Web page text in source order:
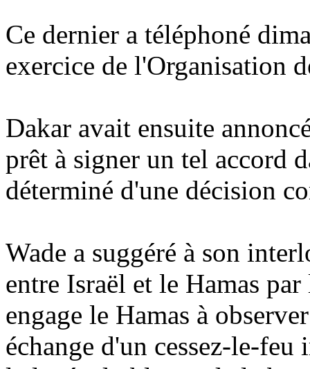
Ce dernier a téléphoné
exercice de l'Organisation
Dakar avait ensuite
prêt à signer un tel accord
déterminé d'une décision
Wade a suggéré à son
entre Israël et le Hamas
engage le Hamas à
échange d'un cessez-le-